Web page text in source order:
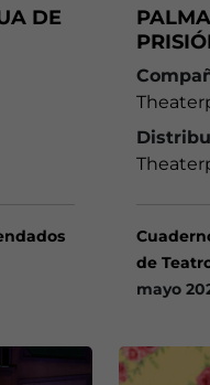
DE
de
mayo